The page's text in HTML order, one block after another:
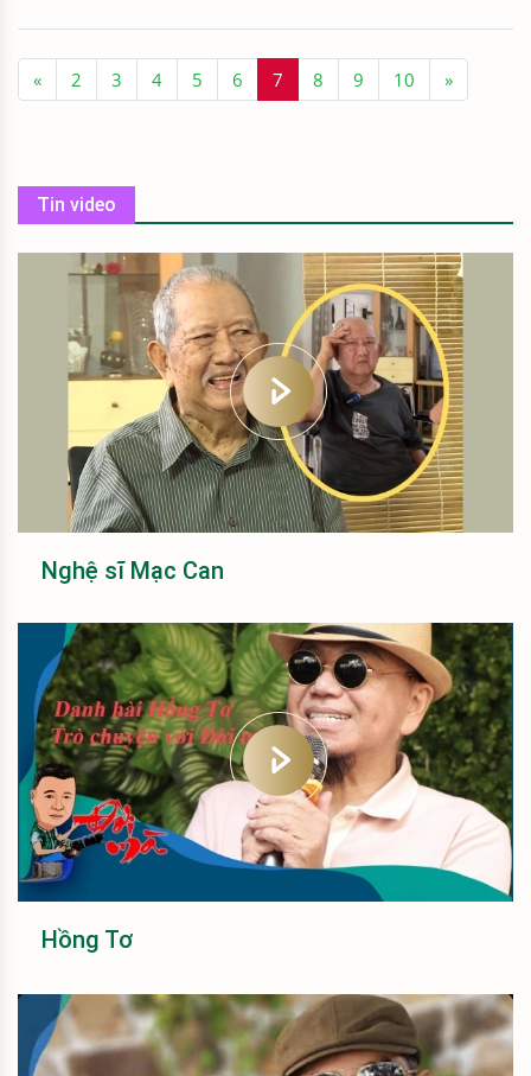
« 2 3 4 5 6 7 8 9 10 »
Tin video
Nghệ sĩ Mạc Can
Hồng Tơ